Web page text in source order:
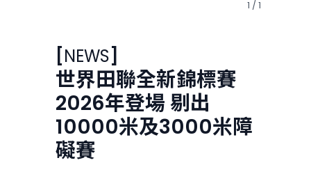
1 / 1
[NEWS]
世界田聯全新錦標賽
2026年登場 剔出
10000米及3000米障
礙賽